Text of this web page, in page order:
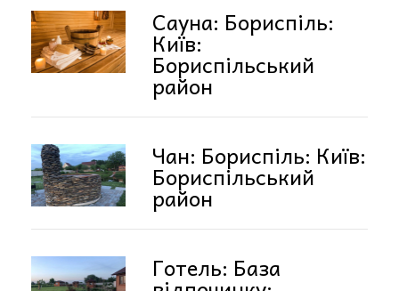
Сауна: Бориспіль:
Київ:
Бориспільський
район
Чан: Бориспіль: Київ:
Бориспільський
район
Готель: База